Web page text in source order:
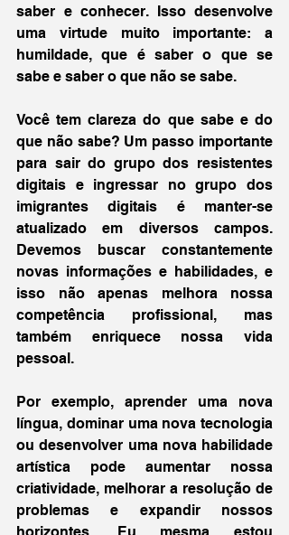
saber e conhecer. Isso desenvolve
uma virtude muito importante: a
humildade, que é saber o que se
sabe e saber o que não se sabe.
Você tem clareza do que sabe e do
que não sabe? Um passo importante
para sair do grupo dos resistentes
digitais e ingressar no grupo dos
imigrantes digitais é manter-se
atualizado em diversos campos.
Devemos buscar constantemente
novas informações e habilidades, e
isso não apenas melhora nossa
competência profissional, mas
também enriquece nossa vida
pessoal.
Por exemplo, aprender uma nova
língua, dominar uma nova tecnologia
ou desenvolver uma nova habilidade
artística pode aumentar nossa
criatividade, melhorar a resolução de
problemas e expandir nossos